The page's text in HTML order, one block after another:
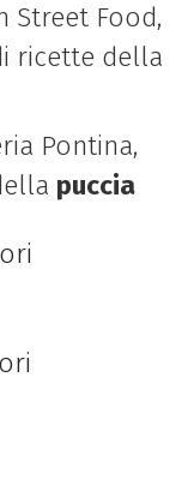
Street Food,
ricette della
Pontina,
puccia